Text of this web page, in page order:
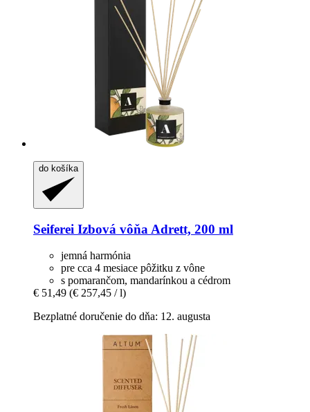
do košíka
Seiferei Izbová vôňa Adrett, 200 ml
jemná harmónia
pre cca 4 mesiace pôžitku z vône
s pomarančom, mandarínkou a cédrom
€ 51,49 (€ 257,45 / l)
Bezplatné doručenie do dňa: 12. augusta